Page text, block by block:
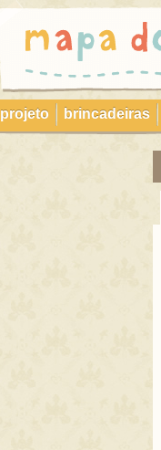
projeto brincadeiras